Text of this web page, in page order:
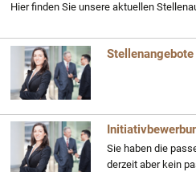
Hier finden Sie unsere aktuellen
Stellenangebote
Sie haben die
derzeit aber kein